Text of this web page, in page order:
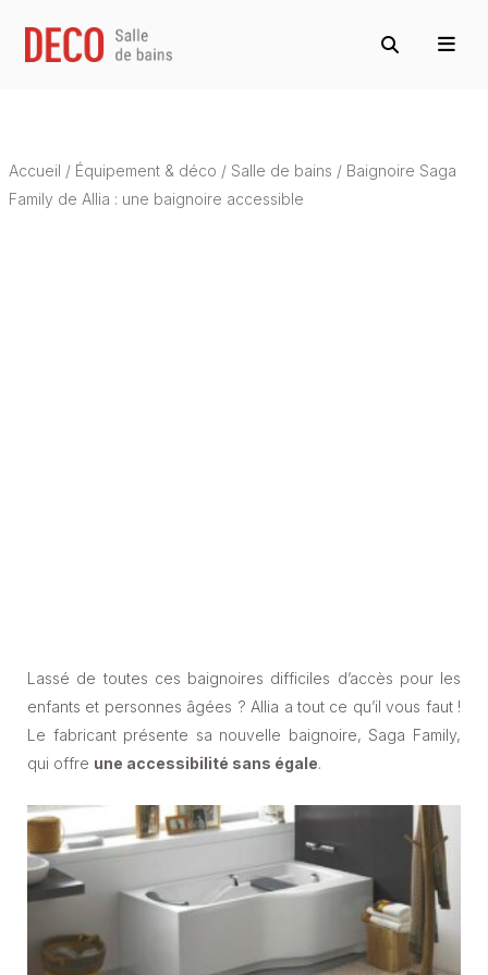
Accueil / Équipement & déco / Salle de bains / Baignoire Saga
Family de Allia : une baignoire accessible
Lassé de toutes ces baignoires difficiles d’accès pour les
enfants et personnes âgées ? Allia a tout ce qu’il vous faut !
Le fabricant présente sa nouvelle baignoire, Saga Family,
qui offre une accessibilité sans égale.